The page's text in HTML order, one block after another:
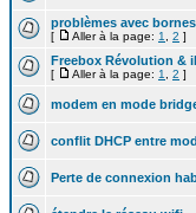
problèmes avec
[ Aller à la page: 1 2 ]
Freebox Révolution &
[ Aller à la page: 1 2 ]
modem en mode
conflit DHCP entre
Perte de connexion